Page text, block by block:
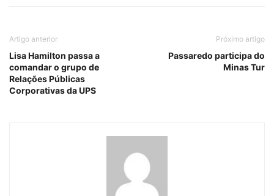
Artigo anterior
Lisa Hamilton passa a
comandar o grupo de
Relações Públicas
Corporativas da UPS
Próximo artigo
Passaredo participa do
Minas Tur